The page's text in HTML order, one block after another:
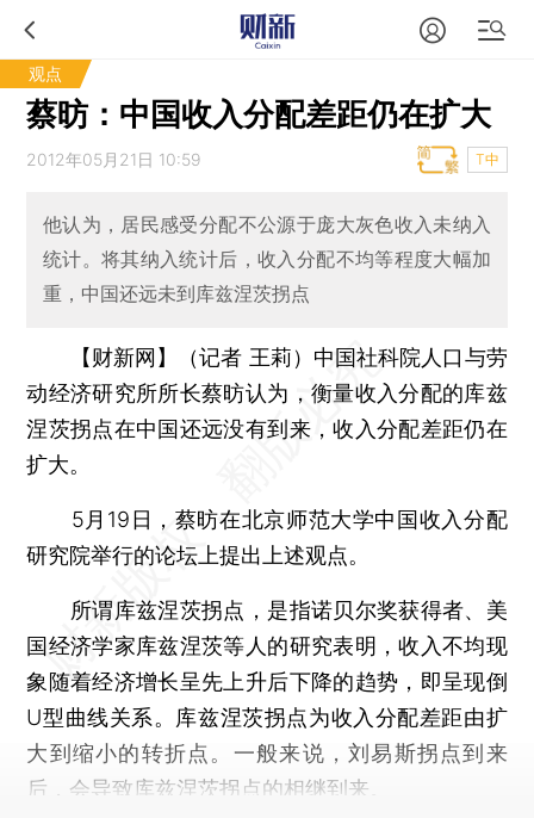
观点
蔡昉：中国收入分配差距仍在扩大
2012年05月21日 10:59 T中
他认为，居民感受分配不公源于庞大灰色收入未纳入
统计。将其纳入统计后，收入分配不均等程度大幅加
重，中国还远未到库兹涅茨拐点
【财新网】（记者 王莉） 中国社科院人口与劳
动经济研究所所长蔡昉认为，衡量收入分配的库兹
涅茨拐点在中国还远没有到来，收入分配差距仍在
扩大。
5月19日，蔡昉在北京师范大学中国收入分配
研究院举行的论坛上提出上述观点。
所谓库兹涅茨拐点，是指诺贝尔奖获得者、美
国经济学家库兹涅茨等人的研究表明，收入不均现
象随着经济增长呈先上升后下降的趋势，即呈现倒
U型曲线关系。库兹涅茨拐点为收入分配差距由扩
大到缩小的转折点。一般来说，刘易斯拐点到来
后，会导致库兹涅茨拐点的相继到来。